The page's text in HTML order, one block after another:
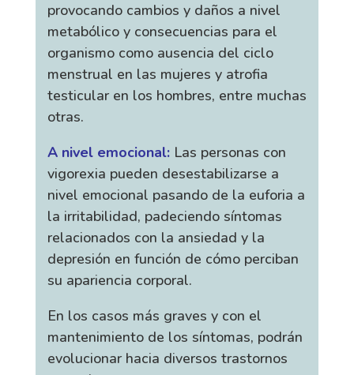
provocando cambios y daños a nivel
metabólico y consecuencias para el
organismo como ausencia del ciclo
menstrual en las mujeres y atrofia
testicular en los hombres, entre muchas
otras.
A nivel emocional: Las personas con
vigorexia pueden desestabilizarse a
nivel emocional pasando de la euforia a
la irritabilidad, padeciendo síntomas
relacionados con la ansiedad y la
depresión en función de cómo perciban
su apariencia corporal.
En los casos más graves y con el
mantenimiento de los síntomas, podrán
evolucionar hacia diversos trastornos